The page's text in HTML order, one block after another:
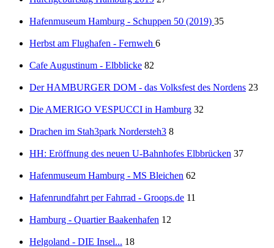
Hafenmuseum Hamburg - Schuppen 50 (2019) 35
Herbst am Flughafen - Fernweh 6
Cafe Augustinum - Elbblicke 82
Der HAMBURGER DOM - das Volksfest des Nordens 23
Die AMERIGO VESPUCCI in Hamburg 32
Drachen im Stah3park Nordersteh3 8
HH: Eröffnung des neuen U-Bahnhofes Elbbrücken 37
Hafenmuseum Hamburg - MS Bleichen 62
Hafenrundfahrt per Fahrrad - Groops.de 11
Hamburg - Quartier Baakenhafen 12
Helgoland - DIE Insel... 18